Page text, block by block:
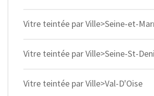
Vitre teintée par Ville>Seine-et-
Vitre teintée par Ville>Seine-St-
Vitre teintée par Ville>Val-D'Oise